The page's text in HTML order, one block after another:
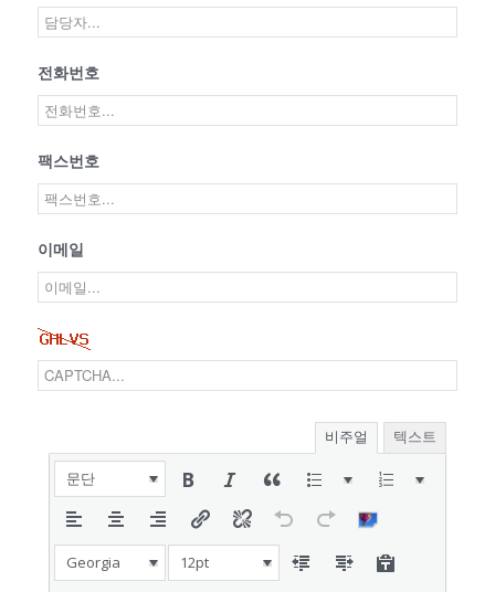
전화번호
팩스번호
이메일
비주얼 텍스트
문단
Georgia 12pt